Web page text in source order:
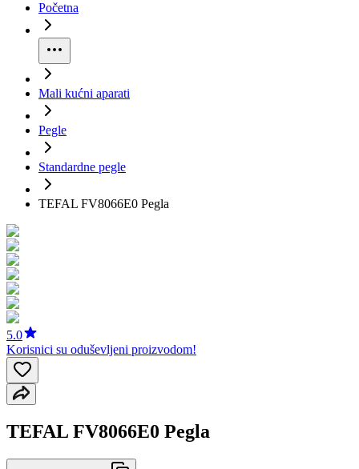
Početna
Mali kućni aparati
Pegle
Standardne pegle
TEFAL FV8066E0 Pegla
5.0
Korisnici su oduševljeni proizvodom!
TEFAL FV8066E0 Pegla